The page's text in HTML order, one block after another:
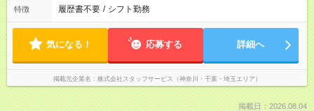
特徴 履歴書不要 / シフト勤務
気になる！ 応募する 詳細へ
掲載元企業名 株式会社スタッフサービス（神奈川・千葉・埼玉エリア）
掲載日：2026.08.04